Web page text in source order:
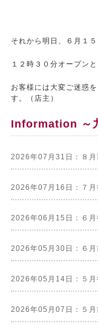
それから明日、６月１
１２時３０分オープン
お客様には大変ご迷惑
す。（店主）
Information ～
2026年07月31日：８月
2026年07月16日：７月
2026年06月15日：６月
2026年05月30日：６月
2026年05月14日：５月
2026年05月07日：５月